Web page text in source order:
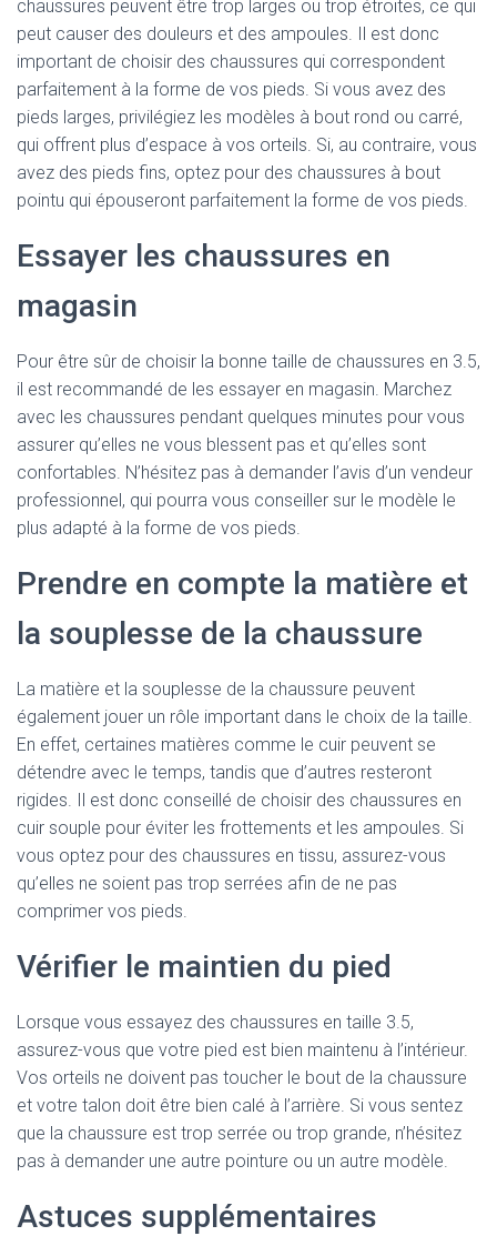
chaussures peuvent être trop larges ou trop étroites, ce qui
peut causer des douleurs et des ampoules. Il est donc
important de choisir des chaussures qui correspondent
parfaitement à la forme de vos pieds. Si vous avez des
pieds larges, privilégiez les modèles à bout rond ou carré,
qui offrent plus d’espace à vos orteils. Si, au contraire, vous
avez des pieds fins, optez pour des chaussures à bout
pointu qui épouseront parfaitement la forme de vos pieds.
Essayer les chaussures en
magasin
Pour être sûr de choisir la bonne taille de chaussures en 3.5,
il est recommandé de les essayer en magasin. Marchez
avec les chaussures pendant quelques minutes pour vous
assurer qu’elles ne vous blessent pas et qu’elles sont
confortables. N’hésitez pas à demander l’avis d’un vendeur
professionnel, qui pourra vous conseiller sur le modèle le
plus adapté à la forme de vos pieds.
Prendre en compte la matière et
la souplesse de la chaussure
La matière et la souplesse de la chaussure peuvent
également jouer un rôle important dans le choix de la taille.
En effet, certaines matières comme le cuir peuvent se
détendre avec le temps, tandis que d’autres resteront
rigides. Il est donc conseillé de choisir des chaussures en
cuir souple pour éviter les frottements et les ampoules. Si
vous optez pour des chaussures en tissu, assurez-vous
qu’elles ne soient pas trop serrées afin de ne pas
comprimer vos pieds.
Vérifier le maintien du pied
Lorsque vous essayez des chaussures en taille 3.5,
assurez-vous que votre pied est bien maintenu à l’intérieur.
Vos orteils ne doivent pas toucher le bout de la chaussure
et votre talon doit être bien calé à l’arrière. Si vous sentez
que la chaussure est trop serrée ou trop grande, n’hésitez
pas à demander une autre pointure ou un autre modèle.
Astuces supplémentaires